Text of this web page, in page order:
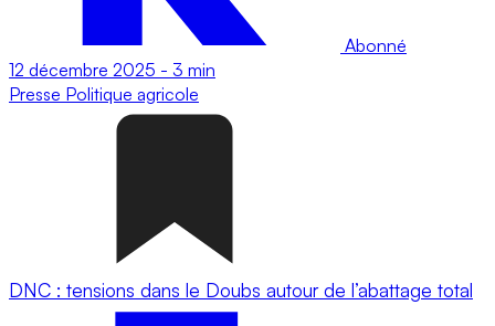
Abonné
12 décembre 2025 - 3 min
Presse Politique agricole
DNC : tensions dans le Doubs autour de l’abattage total